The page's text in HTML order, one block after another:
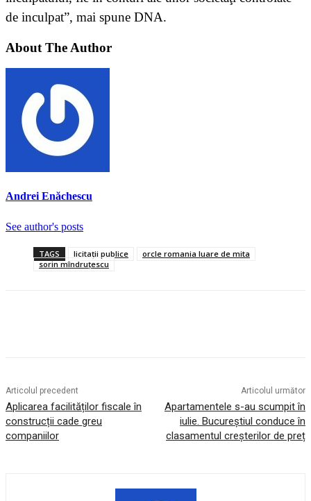
de inculpat”, mai spune DNA.
About The Author
Andrei Enăchescu
See author's posts
TAGS licitaţii publice
orcle romania luare de mita
sorin mîndruțescu
Articolul precedent
Aplicarea facilităților fiscale în
construcții cade greu
companiilor
Articolul următor
Apartamentele s-au scumpit în
iulie. Bucureștiul conduce în
clasamentul creșterilor de preț